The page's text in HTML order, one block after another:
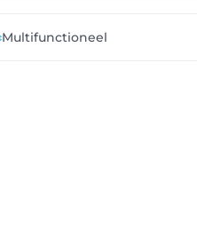
Multifunctioneel